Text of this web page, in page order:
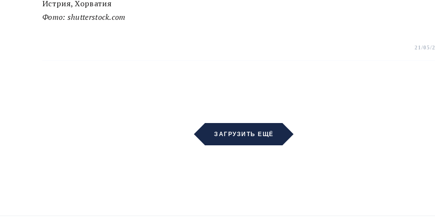
Истрия, Хорватия
Фото: shutterstock.com
21/05/
ЗАГРУЗИТЬ ЕЩЁ